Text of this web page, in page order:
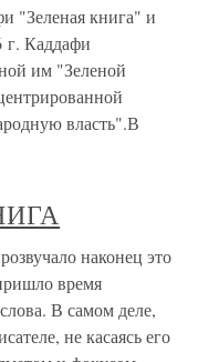
"Зеленая книга" и
г. Каддафи
им "Зеленой
власть".В
наконец это
время
В самом деле,
не касаясь его